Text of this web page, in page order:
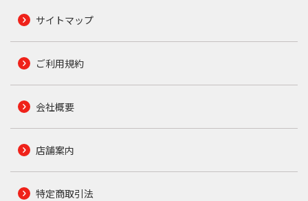
サイトマップ
ご利用規約
会社概要
店舗案内
特定商取引法